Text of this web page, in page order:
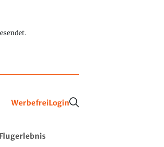
WerbefreiLogin
Flugerlebnis